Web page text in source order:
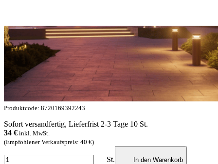
Produktcode: 8720169392243
Sofort versandfertig, Lieferfrist 2-3 Tage 10 St.
34 € inkl. MwSt.
(Empfohlener Verkaufspreis: 40 €)
St. In den Warenkorb